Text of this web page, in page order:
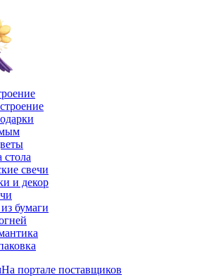
стола
свечи
и декор
бумаги
На портале поставщиков